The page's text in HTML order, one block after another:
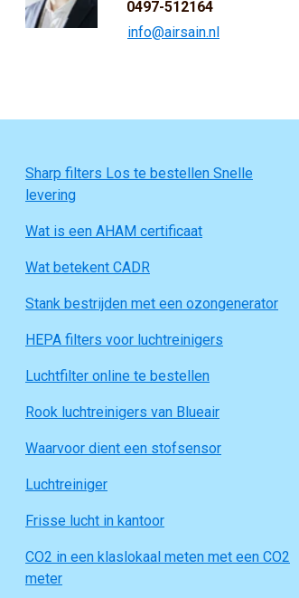
0497-512164
info@airsain.nl
Sharp filters Los te bestellen Snelle
levering
Wat is een AHAM certificaat
Wat betekent CADR
Stank bestrijden met een ozongenerator
HEPA filters voor luchtreinigers
Luchtfilter online te bestellen
Rook luchtreinigers van Blueair
Waarvoor dient een stofsensor
Luchtreiniger
Frisse lucht in kantoor
CO2 in een klaslokaal meten met een CO2
meter